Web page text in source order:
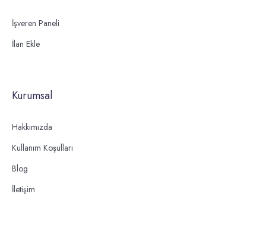
İşveren Paneli
İlan Ekle
Kurumsal
Hakkımızda
Kullanım Koşulları
Blog
İletişim